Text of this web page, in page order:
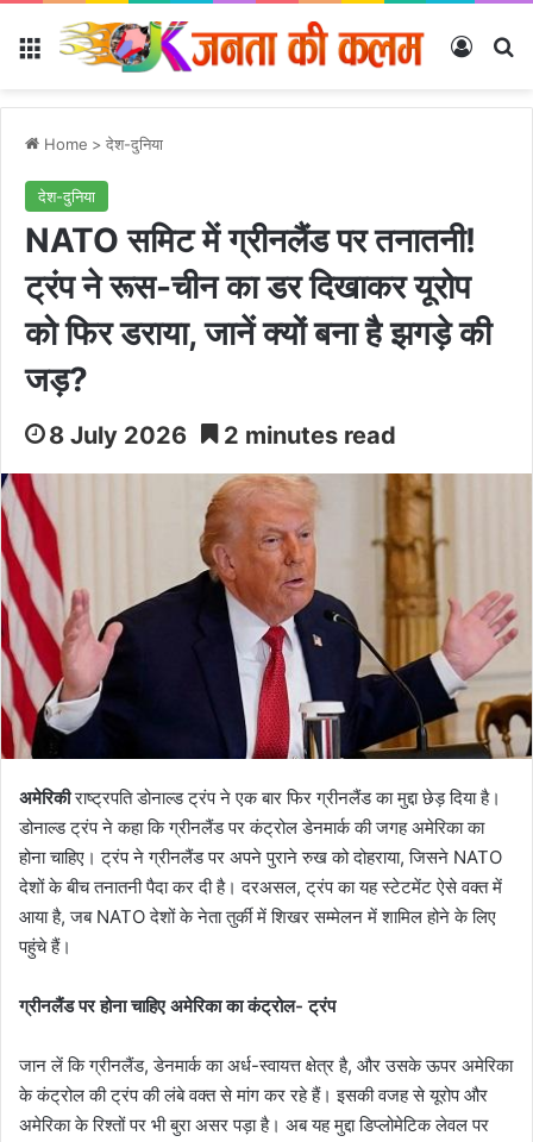
Menu Log In
Home > देश-दुनिया
देश-दुनिया
NATO समिट में ग्रीनलैंड पर तनातनी!
ट्रंप ने रूस-चीन का डर दिखाकर यूरोप
को फिर डराया, जानें क्यों बना है झगड़े की
जड़?
8 July 2026 2 minutes read
अमेरिकीराष्ट्रपति डोनाल्ड ट्रंप ने एक बार फिर ग्रीनलैंड का मुद्दा छेड़ दिया है।
डोनाल्ड ट्रंप ने कहा कि ग्रीनलैंड पर कंट्रोल डेनमार्क की जगह अमेरिका का
होना चाहिए। ट्रंप ने ग्रीनलैंड पर अपने पुराने रुख को दोहराया, जिसने NATO
देशों के बीच तनातनी पैदा कर दी है। दरअसल, ट्रंप का यह स्टेटमेंट ऐसे वक्त में
आया है, जब NATO देशों के नेता तुर्की में शिखर सम्मेलन में शामिल होने के लिए
पहुंचे हैं।
ग्रीनलैंड पर होना चाहिए अमेरिका का कंट्रोल- ट्रंप
जान लें कि ग्रीनलैंड, डेनमार्क का अर्ध-स्वायत्त क्षेत्र है, और उसके ऊपर अमेरिका
के कंट्रोल की ट्रंप की लंबे वक्त से मांग कर रहे हैं। इसकी वजह से यूरोप और
अमेरिका के रिश्तों पर भी बुरा असर पड़ा है। अब यह मुद्दा डिप्लोमेटिक लेवल पर